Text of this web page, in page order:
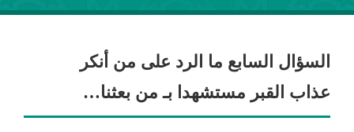
السؤال السابع ما الرد على من أنكر
عذاب القبر مستشهدا بـ من بعثنا…